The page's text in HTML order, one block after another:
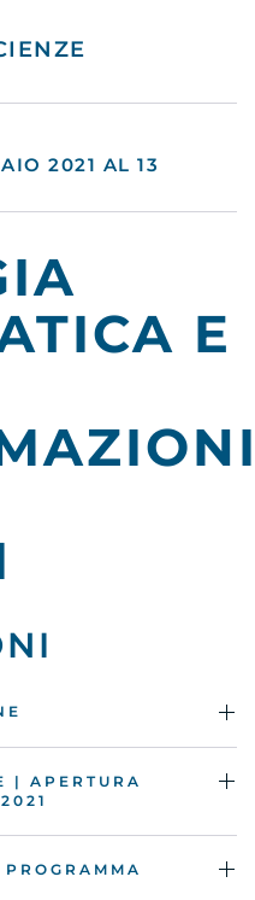
2021 AL 13
E
| APERTURA